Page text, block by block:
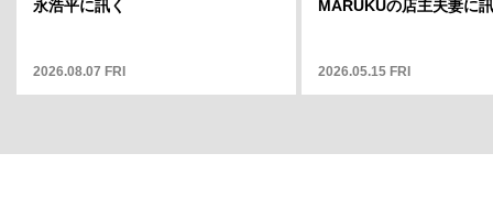
こから何
が見えますか」12
2025.05.01 THU
永浩平に訊く
2026.08.07 FRI
MARUKUの店主夫妻に
2026.05.15 FRI